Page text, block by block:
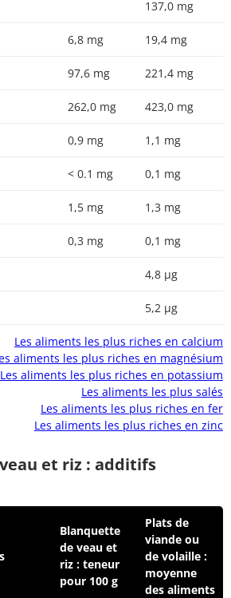
137,0 mg
6,8 mg 19,4 mg
97,6 mg 221,4 mg
262,0 mg 423,0 mg
0,9 mg 1,1 mg
< 0.1 mg 0,1 mg
1,5 mg 1,3 mg
0,3 mg 0,1 mg
4,8 µg
5,2 µg
Les aliments les plus riches en calcium
aliments les plus riches en magnésium
Les aliments les plus riches en potassium
Les aliments les plus salés
Les aliments les plus riches en fer
Les aliments les plus riches en zinc
et riz : additifs
Blanquette
de veau et
riz : teneur
pour 100 g
Plats de
viande ou
de volaille :
moyenne
des aliments